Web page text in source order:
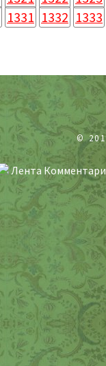
1331 1332 1333
©
Лента